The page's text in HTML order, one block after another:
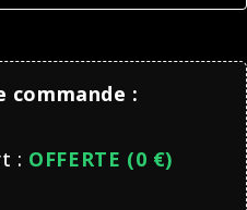
:
: OFFERTE (0 €)